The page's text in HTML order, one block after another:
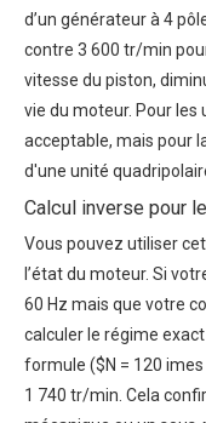
d’un générateur à 4
contre 3 600 tr/min
vitesse du piston,
vie du moteur. Pour les
acceptable, mais pour
d'une unité
Calcul inverse pour
Vous pouvez utiliser
l’état du moteur. Si
60 Hz mais que votre
calculer le régime
formule ($N = 120
1 740 tr/min. Cela